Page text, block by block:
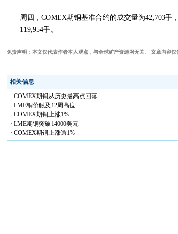
周四，COMEX期铜基准合约的成交量为42,703手
119,954手。
免责声明：本文仅代表作者本人观点，与全球矿产资源网无关。 文章内容
相关信息
· COMEX期铜从历史最高点回落
· LME铜价触及12周高位
· COMEX期铜上涨1%
· LME期铜突破14000美元
· COMEX期铜上涨逾1%